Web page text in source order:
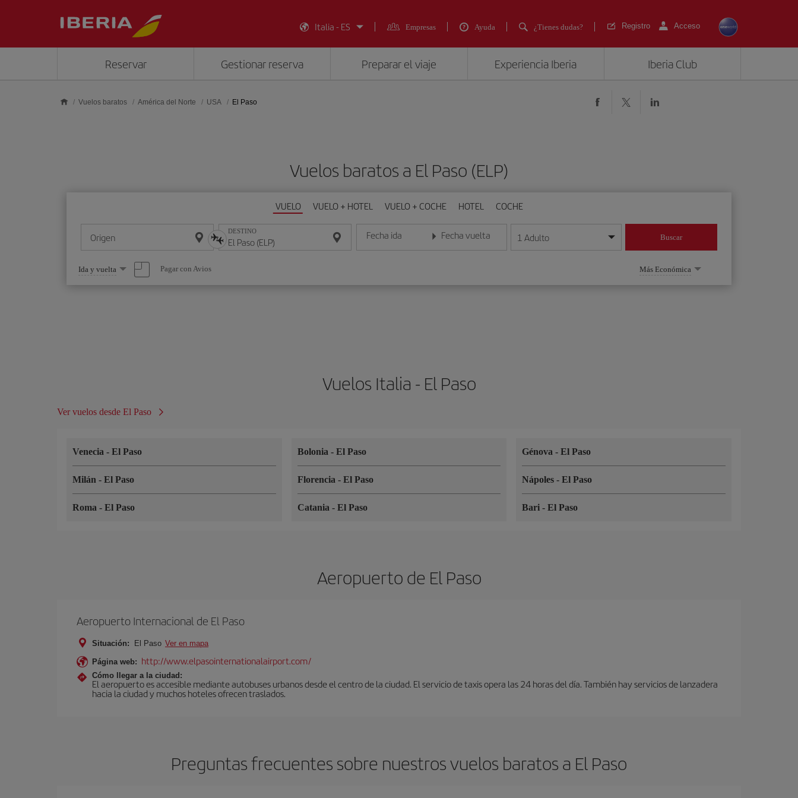
Italia - ES
Empresas Ayuda ¿Tienes dudas? Registro Acceso
Reservar Gestionar reserva Preparar el viaje Experiencia Iberia Iberia Club
Vuelos baratos América del Norte USA El Paso
Vuelos baratos a El Paso (ELP)
VUELO VUELO + HOTEL VUELO + COCHE HOTEL COCHE
Origen DESTINO Fecha ida
Introduce la fecha en formato día/mes/año
Fecha vuelta
Introduce la fecha en formato día/mes/año
1 Adulto Buscar
Seleccione
una
opción
Ida y vuelta Pagar con Avios Más Económica
Vuelos Italia - El Paso
Ver vuelos desde El Paso
Venecia - El Paso
Milán - El Paso
Roma - El Paso
Bolonia - El Paso
Florencia - El Paso
Catania - El Paso
Génova-El Paso
Nápoles-El Paso
Bari-El Paso
Aeropuerto de El Paso
Aeropuerto Internacional de El Paso
Situación: El Paso Ver en mapa
Página web: http://www.elpasointernationalairport.com/
Cómo llegar a la ciudad:
El aeropuerto es accesible mediante autobuses urbanos desde el centro de la ciudad. El servicio de taxis opera las 24 horas del día. También hay servicios de lanzadera
hacia la ciudad y muchos hoteles ofrecen traslados.
Preguntas frecuentes sobre nuestros vuelos baratos a El Paso